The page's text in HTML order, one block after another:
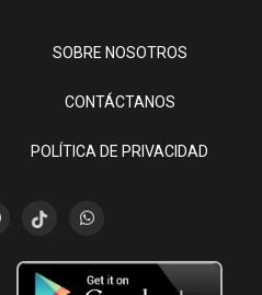
SOBRE NOSOTROS
CONTÁCTANOS
POLÍTICA DE PRIVACIDAD